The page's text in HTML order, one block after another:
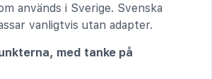
används i Sverige. Svenska
vanligtvis utan adapter.
med tanke på